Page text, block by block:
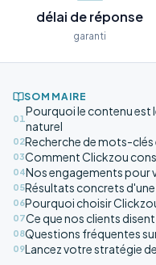
délai de réponse
garanti
SOMMAIRE
01
Pourquoi le contenu est
naturel
02Recherche de mots-
03Comment Clickzou
04Nos engagements pour
05Résultats concrets
06Pourquoi choisir
07Ce que nos clients
08Questions fréquentes
09Lancez votre stratégie